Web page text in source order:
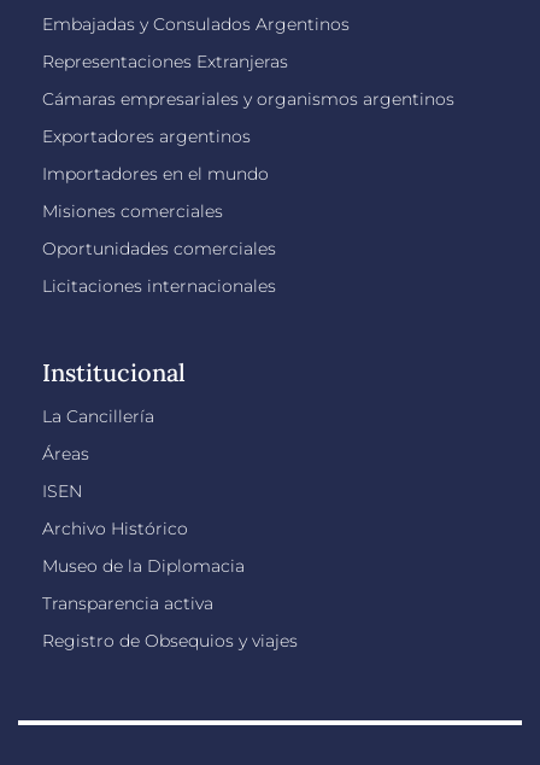
Embajadas y Consulados Argentinos
Representaciones Extranjeras
Cámaras empresariales y organismos argentinos
Exportadores argentinos
Importadores en el mundo
Misiones comerciales
Oportunidades comerciales
Licitaciones internacionales
Institucional
La Cancillería
Áreas
ISEN
Archivo Histórico
Museo de la Diplomacia
Transparencia activa
Registro de Obsequios y viajes